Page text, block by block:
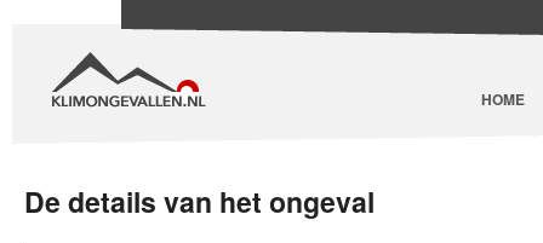
HOME
De details van het ongeval